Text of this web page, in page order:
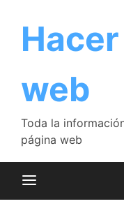
contenido
web
Toda la
página web